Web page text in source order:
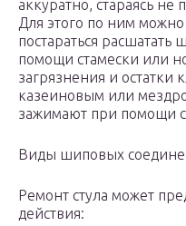
аккуратно, стараясь
Для этого по ним можно
постараться расшатать
помощи стамески или
загрязнения и
казеиновым или
зажимают при помощи
Виды шиповых
Ремонт стула может
действия: